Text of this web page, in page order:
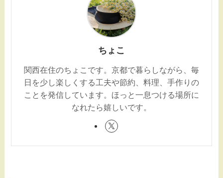
ちょこ
関西在住のちょこです。京都で暮らしながら、毎
日を少し楽しくする工夫や節約、料理、手作りの
ことを発信しています。ほっと一息つける場所に
なれたら嬉しいです。